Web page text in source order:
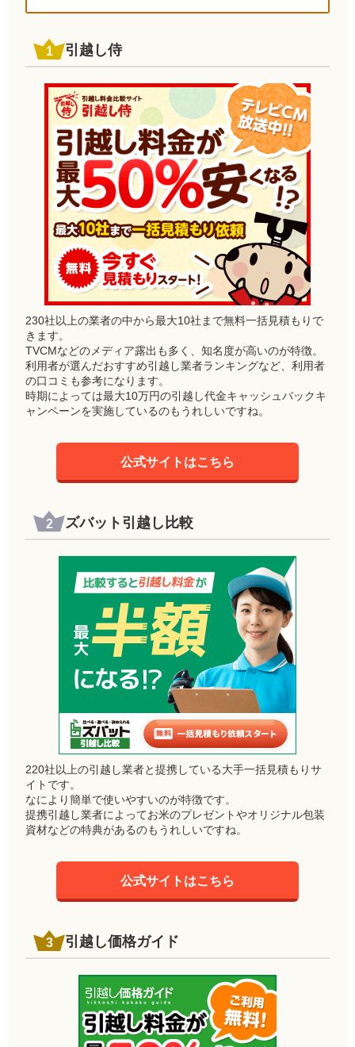
引越し侍
230社以上の業者の中から最大10社まで無料一括見積もりで
きます。
TVCMなどのメディア露出も多く、知名度が高いのが特徴。
利用者が選んだおすすめ引越し業者ランキングなど、利用者
の口コミも参考になります。
時期によっては最大10万円の引越し代金キャッシュバックキ
ャンペーンを実施しているのもうれしいですね。
公式サイトはこちら
ズバット引越し比較
220社以上の引越し業者と提携している大手一括見積もりサ
イトです。
なにより簡単で使いやすいのが特徴です。
提携引越し業者によってお米のプレゼントやオリジナル包装
資材などの特典があるのもうれしいですね。
公式サイトはこちら
引越し価格ガイド